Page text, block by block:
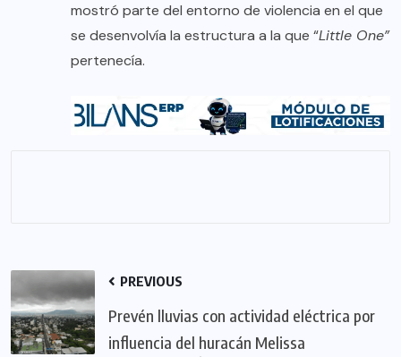
mostró parte del entorno de violencia en el que
se desenvolvía la estructura a la que “Little One”
pertenecía.
PREVIOUS
Prevén lluvias con actividad eléctrica por
influencia del huracán Melissa